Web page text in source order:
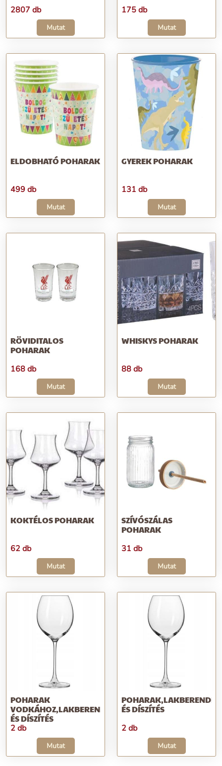
2807 db
Mutat
175 db
Mutat
ELDOBHATÓ POHARAK
499 db
Mutat
GYEREK POHARAK
131 db
Mutat
RÖVIDITALOS
POHARAK
168 db
Mutat
WHISKYS POHARAK
88 db
Mutat
KOKTÉLOS POHARAK
62 db
Mutat
SZÍVÓSZÁLAS
POHARAK
31 db
Mutat
POHARAK
VODKÁHOZ,LAKBERENDEZÉS
ÉS DÍSZÍTÉS
2 db
Mutat
ÉS DÍSZÍTÉS
2 db
Mutat